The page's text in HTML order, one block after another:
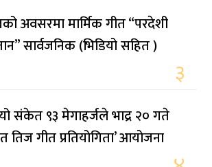
अवसरमा मार्मिक गीत “परदेशी
सार्वजनिक (भिडियो सहित )
३
संकेत ९३ मेगाहर्जले भाद्र २० गते
तिज गीत प्रतियोगिता’ आयोजना